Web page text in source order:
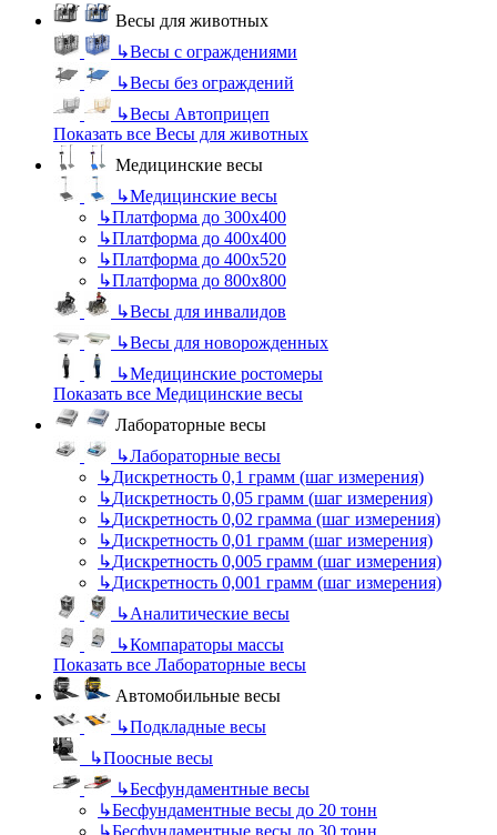
Весы для животных
↳Весы с ограждениями
↳Весы без ограждений
↳Весы Автоприцеп
Показать все Весы для животных
Медицинские весы
↳Медицинские весы
↳Платформа до 300х400
↳Платформа до 400х400
↳Платформа до 400х520
↳Платформа до 800х800
↳Весы для инвалидов
↳Весы для новорожденных
↳Медицинские ростомеры
Показать все Медицинские весы
Лабораторные весы
↳Лабораторные весы
↳Дискретность 0,1 грамм (шаг измерения)
↳Дискретность 0,05 грамм (шаг измерения)
↳Дискретность 0,02 грамма (шаг измерения)
↳Дискретность 0,01 грамм (шаг измерения)
↳Дискретность 0,005 грамм (шаг измерения)
↳Дискретность 0,001 грамм (шаг измерения)
↳Аналитические весы
↳Компараторы массы
Показать все Лабораторные весы
Автомобильные весы
↳Подкладные весы
↳Поосные весы
↳Бесфундаментные весы
↳Бесфундаментные весы до 20 тонн
↳Бесфундаментные весы до 30 тонн